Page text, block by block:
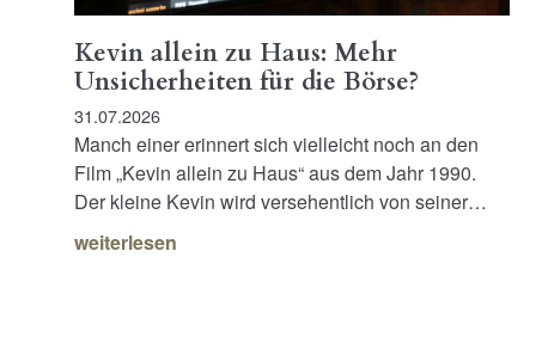
Kevin allein zu Haus: Mehr
Unsicherheiten für die Börse?
31.07.2026
Manch einer erinnert sich vielleicht noch an den
Film „Kevin allein zu Haus“ aus dem Jahr 1990.
Der kleine Kevin wird versehentlich von seiner…
weiterlesen